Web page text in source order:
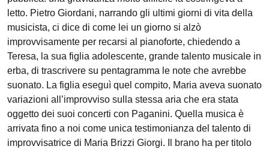
letto. Pietro Giordani, narrando gli ultimi giorni di vita della
musicista, ci dice di come lei un giorno si alzò
improvvisamente per recarsi al pianoforte, chiedendo a
Teresa, la sua figlia adolescente, grande talento musicale in
erba, di trascrivere su pentagramma le note che avrebbe
suonato. La figlia eseguì quel compito, Maria aveva suonato
variazioni all’improvviso sulla stessa aria che era stata
oggetto dei suoi concerti con Paganini. Quella musica è
arrivata fino a noi come unica testimonianza del talento di
improvvisatrice di Maria Brizzi Giorgi. Il brano ha per titolo